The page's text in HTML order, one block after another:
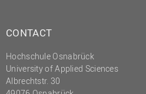
Innovationsmanagement
CONTACT
Hochschule Osnabrück
University of Applied Sciences
Albrechtstr. 30